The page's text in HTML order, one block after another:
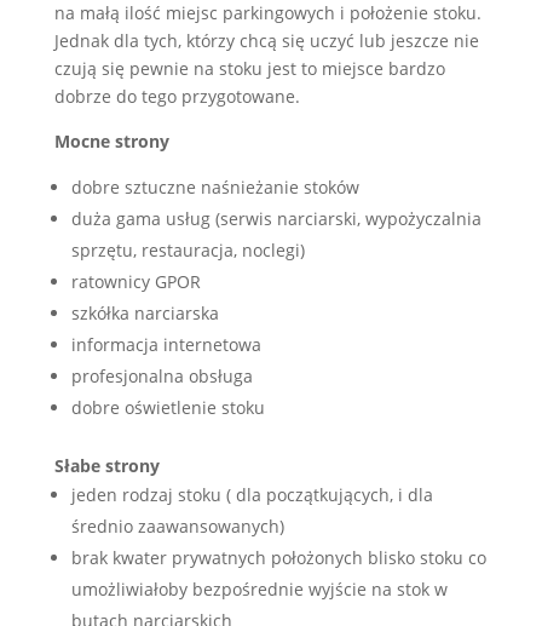
na małą ilość miejsc parkingowych i położenie stoku.
Jednak dla tych, którzy chcą się uczyć lub jeszcze nie
czują się pewnie na stoku jest to miejsce bardzo
dobrze do tego przygotowane.
Mocne strony
dobre sztuczne naśnieżanie stoków
duża gama usług (serwis narciarski, wypożyczalnia
sprzętu, restauracja, noclegi)
ratownicy GPOR
szkółka narciarska
informacja internetowa
profesjonalna obsługa
dobre oświetlenie stoku
Słabe strony
jeden rodzaj stoku ( dla początkujących, i dla
średnio zaawansowanych)
brak kwater prywatnych położonych blisko stoku co
umożliwiałoby bezpośrednie wyjście na stok w
butach narciarskich